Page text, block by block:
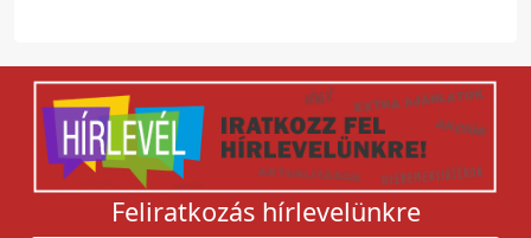
Feliratkozás hírlevelünkre